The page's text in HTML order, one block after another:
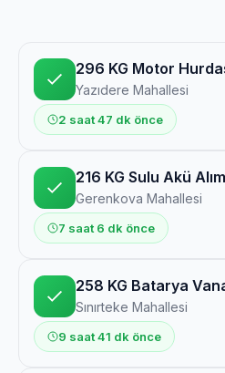
296 KG Motor
Yazıdere Mahallesi
2 saat 47 dk önce
216 KG Sulu Akü
Gerenkova Mahallesi
7 saat 6 dk önce
258 KG Batarya
Sınırteke Mahallesi
9 saat 41 dk önce